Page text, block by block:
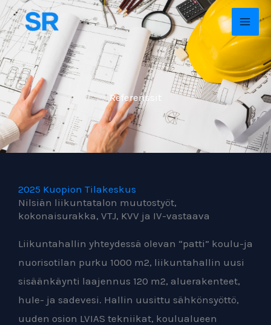
Skip
to
content
Referenssit
2025 Kuopion Tilakeskus
Nilsiän liikuntatalon muutostyöt,
kokonaisurakka, VTJ, KVV ja IV-vastaava
Liikuntahallin yhteydessä olevan “patti” koulu-ja
nuorisotilan purku 1000 m2, liikuntahallin uusi
sisäänkäynti laajennus 120 m2, aluerakenteet,
hule- ja sadevesi. Hallin uusittu sähkönsyöttö,
uuden osion LVIAS tekniikat, koulualueen